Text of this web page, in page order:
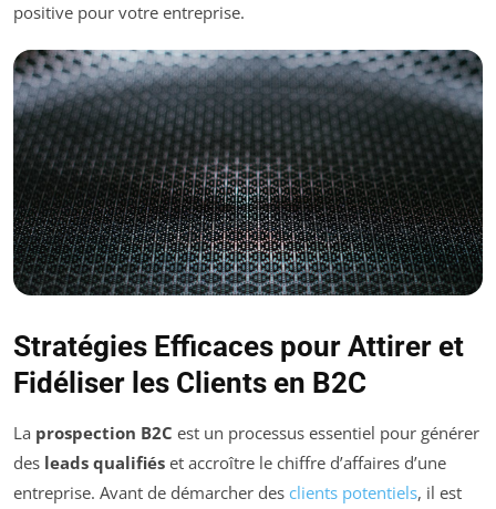
positive pour votre entreprise.
Stratégies Efficaces pour Attirer et
Fidéliser les Clients en B2C
La prospection B2C est un processus essentiel pour générer
des leads qualifiés et accroître le chiffre d’affaires d’une
entreprise. Avant de démarcher des clients potentiels, il est